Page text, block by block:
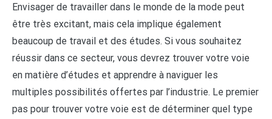
Envisager de travailler dans le monde de la mode peut
être très excitant, mais cela implique également
beaucoup de travail et des études. Si vous souhaitez
réussir dans ce secteur, vous devrez trouver votre voie
en matière d’études et apprendre à naviguer les
multiples possibilités offertes par l’industrie. Le premier
pas pour trouver votre voie est de déterminer quel type